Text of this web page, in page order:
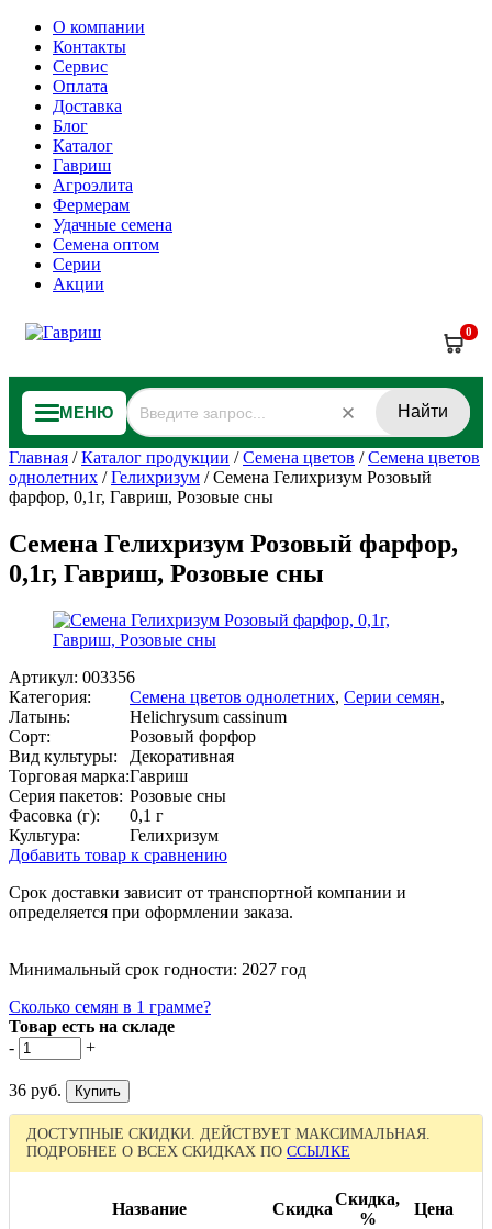
О компании
Контакты
Сервис
Оплата
Доставка
Блог
Каталог
Гавриш
Агроэлита
Фермерам
Удачные семена
Семена оптом
Серии
Акции
0
МЕНЮ Найти
Главная /Каталог продукции /Семена цветов /Семена цветов
однолетних /Гелихризум /Семена Гелихризум Розовый
фарфор, 0,1г, Гавриш, Розовые сны
Семена Гелихризум Розовый фарфор,
0,1г, Гавриш, Розовые сны
Артикул: 003356
Категория:
Семена цветов однолетних, Серии семян,
Латынь:
Helichrysum cassinum
Сорт:
Розовый форфор
Вид культуры:
Декоративная
Торговая марка:Гавриш
Серия пакетов: Розовые сны
Фасовка (г):
0,1 г
Культура:
Гелихризум
Добавить товар к сравнению
Срок доставки зависит от транспортной компании и
определяется при оформлении заказа.
Минимальный срок годности: 2027 год
Сколько семян в 1 грамме?
Товар есть на складе
-
+
36 руб.
ДОСТУПНЫЕ СКИДКИ. ДЕЙСТВУЕТ МАКСИМАЛЬНАЯ.
ПОДРОБНЕЕ О ВСЕХ СКИДКАХ ПО ССЫЛКЕ
Название Скидка
Скидка,
%
Цена